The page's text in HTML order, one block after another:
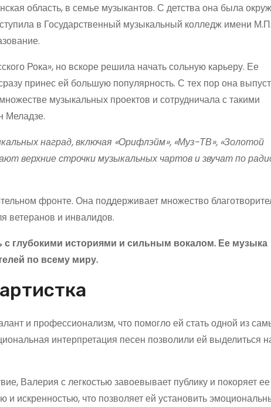
область, в семье музыкантов. С детства она была
в Государственный музыкальный колледж имени М.П.
Рока», но вскоре решила начать сольную карьеру. Ее
принес ей большую популярность. С тех пор она
музыкальных проектов и сотрудничала с такими
Меладзе.
наград, включая «Орифлэйм», «Муз-ТВ», «Золотой
верхние строчки музыкальных чартов и звучат по
фронте. Она поддерживает множество
ветеранов и инвалидов.
глубокими историями и сильным вокалом. Ее музыка
по всему миру.
и профессионализм, что помогло ей стать одной из
интерпретация песен позволили ей выделиться
Валерия с легкостью завоевывает публику и покоряет ее
искренностью, что позволяет ей установить